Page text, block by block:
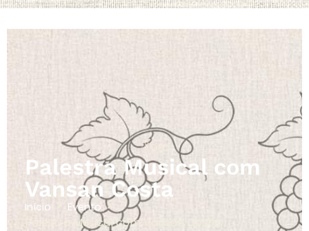
Palestra Musical com
Vansan Costa
Início Evento
Palestra Musical com Vansan Costa